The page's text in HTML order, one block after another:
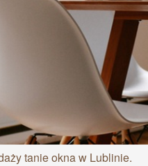
tanie okna w Lublinie.